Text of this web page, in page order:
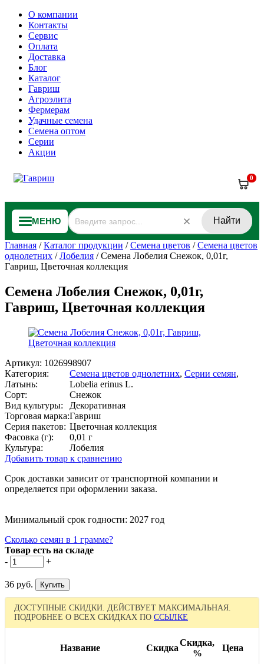
О компании
Контакты
Сервис
Оплата
Доставка
Блог
Каталог
Гавриш
Агроэлита
Фермерам
Удачные семена
Семена оптом
Серии
Акции
0
МЕНЮ Найти
Главная /Каталог продукции /Семена цветов /Семена цветов
однолетних /Лобелия /Семена Лобелия Снежок, 0,01г,
Гавриш, Цветочная коллекция
Семена Лобелия Снежок, 0,01г,
Гавриш, Цветочная коллекция
Артикул: 1026998907
Категория:
Семена цветов однолетних, Серии семян,
Латынь:
Lobelia erinus L.
Сорт:
Снежок
Вид культуры:
Декоративная
Торговая марка:Гавриш
Серия пакетов: Цветочная коллекция
Фасовка (г):
0,01 г
Культура:
Лобелия
Добавить товар к сравнению
Срок доставки зависит от транспортной компании и
определяется при оформлении заказа.
Минимальный срок годности: 2027 год
Сколько семян в 1 грамме?
Товар есть на складе
-
+
36 руб.
ДОСТУПНЫЕ СКИДКИ. ДЕЙСТВУЕТ МАКСИМАЛЬНАЯ.
ПОДРОБНЕЕ О ВСЕХ СКИДКАХ ПО ССЫЛКЕ
Название Скидка
Скидка,
%
Цена